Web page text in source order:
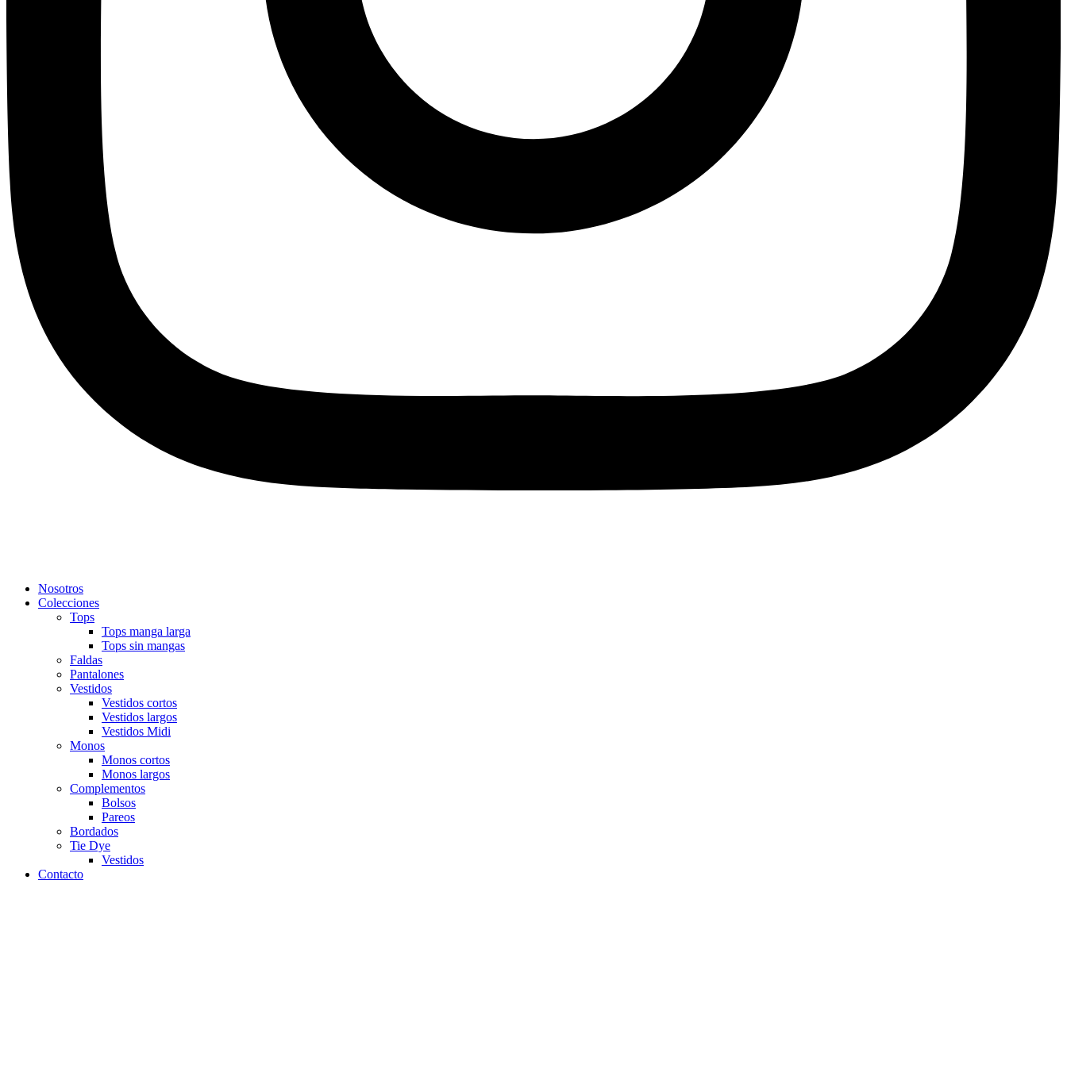
Nosotros
Colecciones
Tops
Tops manga larga
Tops sin mangas
Faldas
Pantalones
Vestidos
Vestidos cortos
Vestidos largos
Vestidos Midi
Monos
Monos cortos
Monos largos
Complementos
Bolsos
Pareos
Bordados
Tie Dye
Vestidos
Contacto